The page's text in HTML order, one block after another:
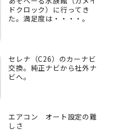
ドクロック）に行ってき
た。満足度は・・・・。
セレナ（C26）のカーナビ
交換。純正ナビから社外ナ
ビへ。
エアコン オート設定の難
しさ